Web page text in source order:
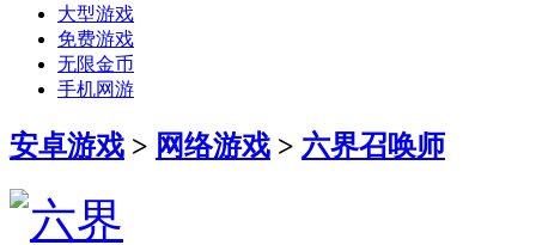
大型游戏
免费游戏
无限金币
手机网游
安卓游戏 > 网络游戏 > 六界召唤师